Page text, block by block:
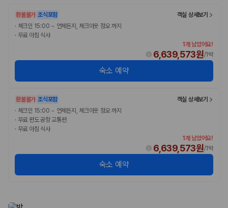
환불불가 조식포함
객실 상세보기
· 체크인 15:00 ~ 언제든지, 체크아웃 정오 까지
· 무료 아침 식사
1개 남았어요!
6,639,573원/1박
숙소 예약
환불불가 조식포함
객실 상세보기
· 체크인 15:00 ~ 언제든지, 체크아웃 정오 까지
· 무료 편도 공항 교통편
· 무료 아침 식사
1개 남았어요!
6,639,573원/1박
숙소 예약